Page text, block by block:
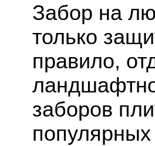
Забор на
только
правило,
заборов